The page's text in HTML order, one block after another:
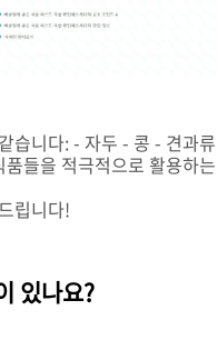
습니다: - 자두 - 콩 - 견과
들을 적극적으로 활용하
립니다!
있나요?